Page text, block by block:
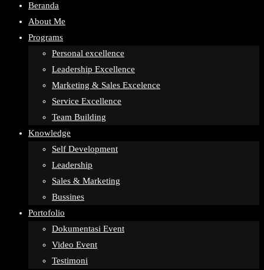
Beranda
About Me
Programs
Personal excellence
Leadership Excellence
Marketing & Sales Excelence
Service Excellence
Team Building
Knowledge
Self Development
Leadership
Sales & Marketing
Bussines
Portofolio
Dokumentasi Event
Video Event
Testimoni